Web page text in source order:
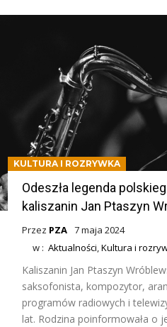
KULTURA I ROZRYWKA
Odeszła legenda
kaliszanin Jan Ptaszyn
Przez PZA 7 maja 2024
w :Aktualności,Kultura i
Kaliszanin Jan Ptaszyn
saksofonista, kompozytor,
programów radiowych i
lat. Rodzina poinformowała o